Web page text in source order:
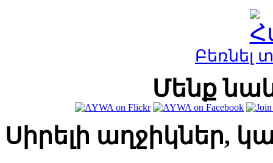
Բեռնել
Մենք
Սիրելի աղջիկներ,